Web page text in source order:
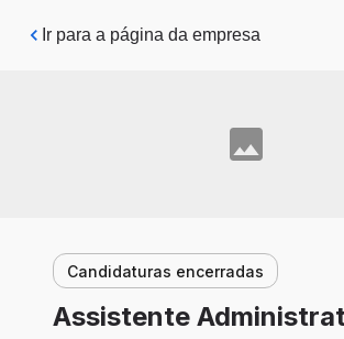
Pular para o conteúdo principal
Ir para a página da empresa
Candidaturas encerradas
Assistente